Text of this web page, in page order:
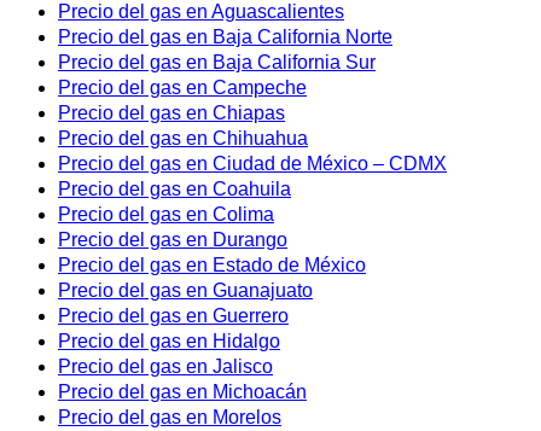
Precio del gas en Aguascalientes
Precio del gas en Baja California Norte
Precio del gas en Baja California Sur
Precio del gas en Campeche
Precio del gas en Chiapas
Precio del gas en Chihuahua
Precio del gas en Ciudad de México – CDMX
Precio del gas en Coahuila
Precio del gas en Colima
Precio del gas en Durango
Precio del gas en Estado de México
Precio del gas en Guanajuato
Precio del gas en Guerrero
Precio del gas en Hidalgo
Precio del gas en Jalisco
Precio del gas en Michoacán
Precio del gas en Morelos